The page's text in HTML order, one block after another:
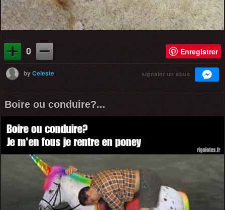
0 Enregistrer
byCeleste signaler un abus
Boire ou conduire?...